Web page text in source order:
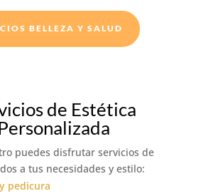
BELLEZA Y SALUD
de Estética
puedes disfrutar servicios de
a tus necesidades y estilo:
pedicura